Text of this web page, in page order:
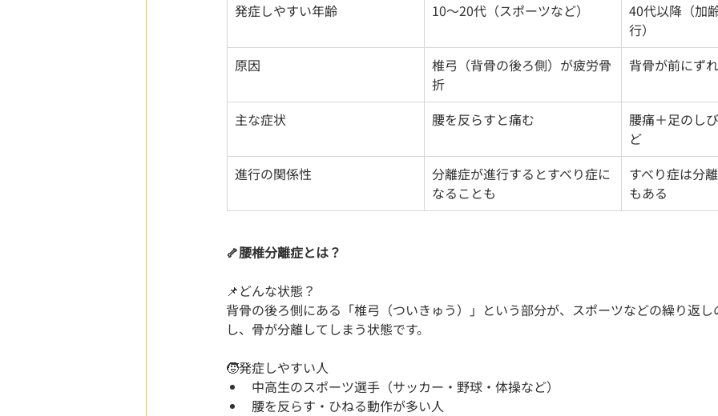
発症しやすい年齢
10〜20代（スポーツなど）
40代以降（加
行）
原因
椎弓（背骨の後ろ側）が疲労骨
折
背骨が前にず
主な症状 腰を反らすと痛む
腰痛＋足のし
ど
進行の関係性
分離症が進行するとすべり症に
なることも
すべり症は分
もある
🦴腰椎分離症とは？
📌どんな状態？
背骨の後ろ側にある「椎弓（ついきゅう）」という部分が、スポーツなどの繰り返
し、骨が分離してしまう状態です。
🧒発症しやすい人
中高生のスポーツ選手（サッカー・野球・体操など）
腰を反らす・ひねる動作が多い人